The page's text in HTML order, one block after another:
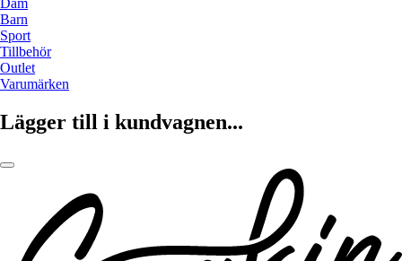
Barn
Sport
Tillbehör
Outlet
Varumärken
Lägger till i kundvagnen...